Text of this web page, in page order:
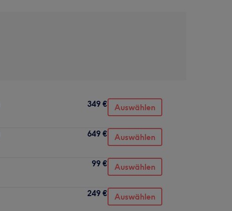
349 € Auswählen
649 € Auswählen
99 € Auswählen
249 € Auswählen